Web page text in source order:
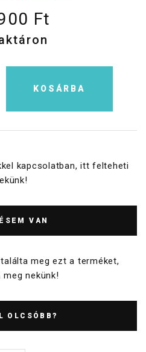
Ft
KOSÁRBA
kapcsolatban, itt felteheti
VAN
meg ezt a terméket,
nekünk!
OLCSÓBB?